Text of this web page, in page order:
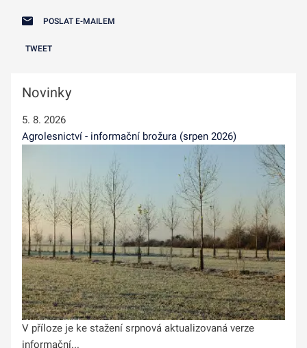
POSLAT E-MAILEM
TWEET
Novinky
5. 8. 2026
Agrolesnictví - informační brožura (srpen 2026)
V příloze je ke stažení srpnová aktualizovaná verze
informační...